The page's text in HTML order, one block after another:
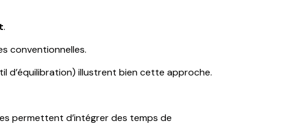
.
conventionnelles.
d’équilibration) illustrent bien cette approche.
permettent d’intégrer des temps de